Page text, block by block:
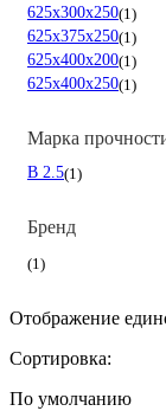
625х300х250 1
625х375х250 1
625х400х200 1
625х400х250 1
Марка
B 2.5 1
Бренд
1
Отображение
Сортировка:
По умолчанию